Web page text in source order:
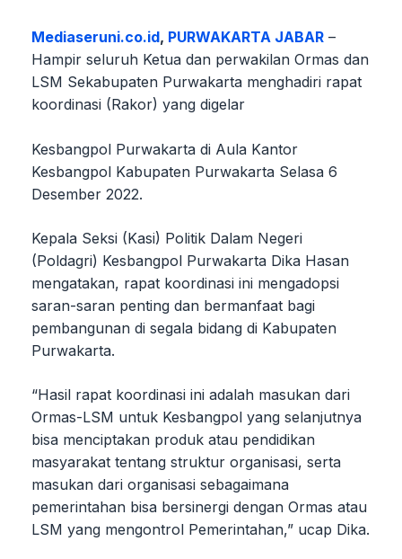
Mediaseruni.co.id, PURWAKARTA JABAR –
Hampir seluruh Ketua dan perwakilan Ormas dan
LSM Sekabupaten Purwakarta menghadiri rapat
koordinasi (Rakor) yang digelar
Kesbangpol Purwakarta di Aula Kantor
Kesbangpol Kabupaten Purwakarta Selasa 6
Desember 2022.
Kepala Seksi (Kasi) Politik Dalam Negeri
(Poldagri) Kesbangpol Purwakarta Dika Hasan
mengatakan, rapat koordinasi ini mengadopsi
saran-saran penting dan bermanfaat bagi
pembangunan di segala bidang di Kabupaten
Purwakarta.
“Hasil rapat koordinasi ini adalah masukan dari
Ormas-LSM untuk Kesbangpol yang selanjutnya
bisa menciptakan produk atau pendidikan
masyarakat tentang struktur organisasi, serta
masukan dari organisasi sebagaimana
pemerintahan bisa bersinergi dengan Ormas atau
LSM yang mengontrol Pemerintahan,” ucap Dika.